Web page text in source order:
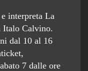
interpreta La
Italo Calvino.
dal 10 al 16
7 dalle ore